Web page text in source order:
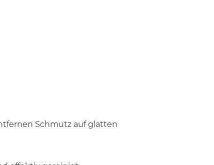
Schmutz auf glatten